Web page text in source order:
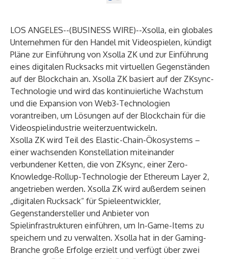
LOS ANGELES--(BUSINESS WIRE)--Xsolla, ein globales
Unternehmen für den Handel mit Videospielen, kündigt
Pläne zur Einführung von Xsolla ZK und zur Einführung
eines digitalen Rucksacks mit virtuellen Gegenständen
auf der Blockchain an. Xsolla ZK basiert auf der ZKsync-
Technologie und wird das kontinuierliche Wachstum
und die Expansion von Web3-Technologien
vorantreiben, um Lösungen auf der Blockchain für die
Videospielindustrie weiterzuentwickeln.
Xsolla ZK wird Teil des Elastic-Chain-Ökosystems –
einer wachsenden Konstellation miteinander
verbundener Ketten, die von ZKsync, einer Zero-
Knowledge-Rollup-Technologie der Ethereum Layer 2,
angetrieben werden. Xsolla ZK wird außerdem seinen
„digitalen Rucksack“ für Spieleentwickler,
Gegenstandersteller und Anbieter von
Spielinfrastrukturen einführen, um In-Game-Items zu
speichern und zu verwalten. Xsolla hat in der Gaming-
Branche große Erfolge erzielt und verfügt über zwei